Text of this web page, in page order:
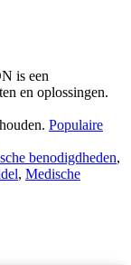
is een
en oplossingen.
Populaire
benodigdheden,
, Medische